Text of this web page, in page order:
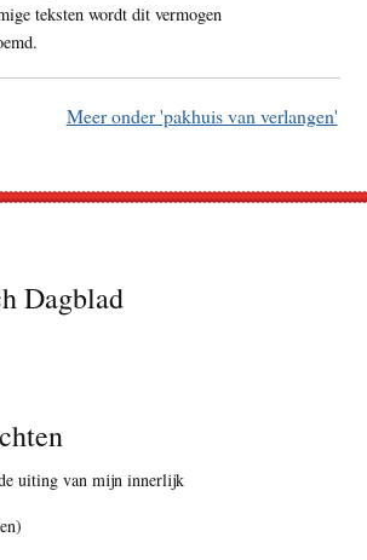
teksten wordt dit vermogen
Meer onder 'pakhuis van verlangen'
Dagblad
uiting van mijn innerlijk